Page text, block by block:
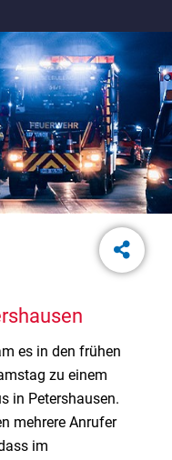
es in den frühen
zu einem
in Petershausen.
mehrere Anrufer
im